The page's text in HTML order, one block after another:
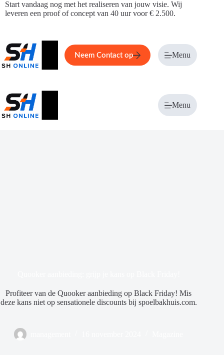
Ga
naar
Start vandaag nog met het realiseren van jouw visie. Wij
leveren een proof of concept van 40 uur voor € 2.500.
Home Service Over ons
Neem Contact op Menu
Menu
Profiteer van de Quooker aanbieding op Black Friday! Mis
deze kans niet op sensationele discounts bij spoelbakhuis.com.